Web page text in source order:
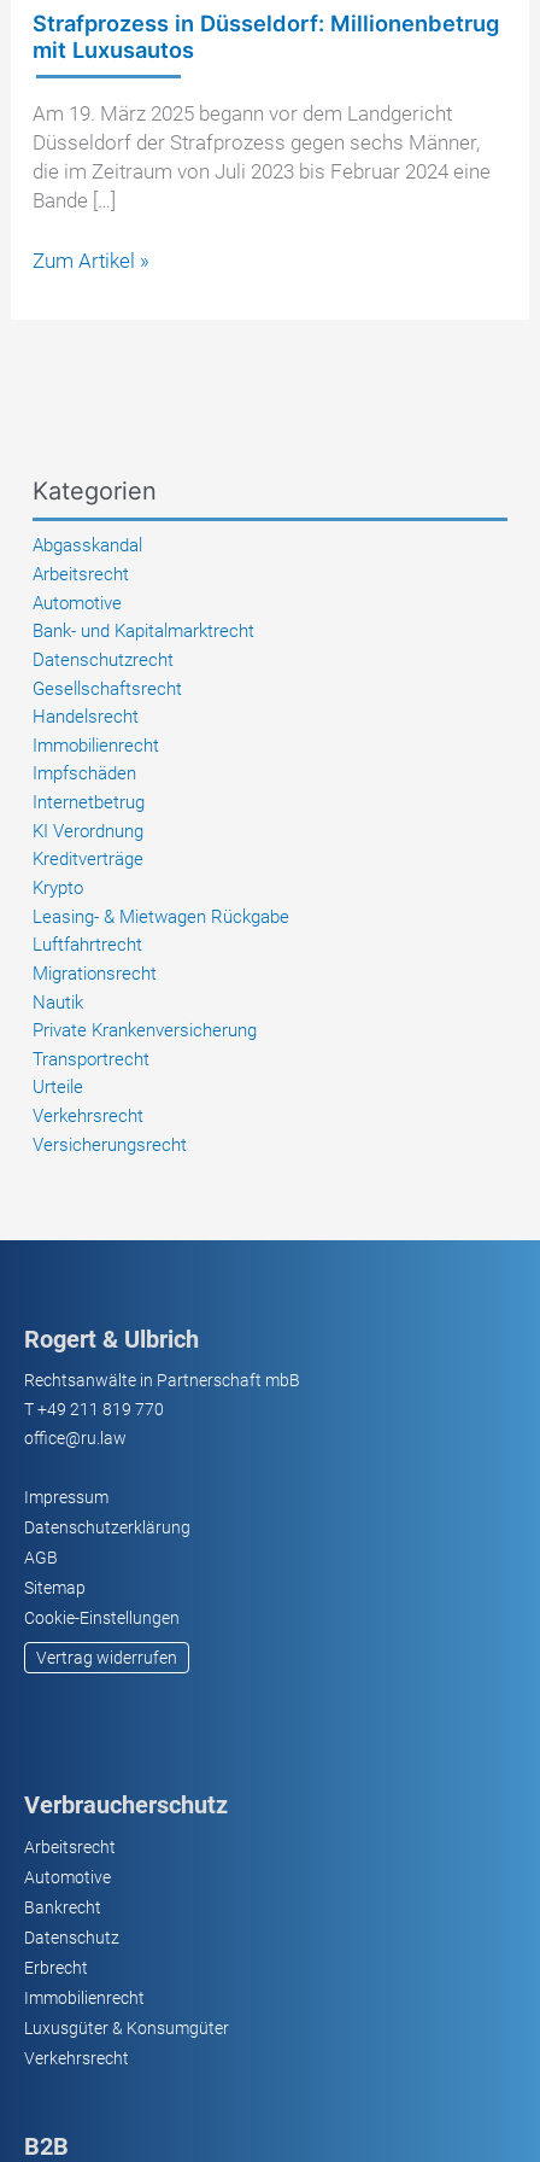
Strafprozess in Düsseldorf: Millionenbetrug
mit Luxusautos
Am 19. März 2025 begann vor dem Landgericht
Düsseldorf der Strafprozess gegen sechs Männer,
die im Zeitraum von Juli 2023 bis Februar 2024 eine
Bande […]
Strafprozess
Zum Artikel »
Kategorien
Abgasskandal
Arbeitsrecht
Automotive
Bank- und Kapitalmarktrecht
Datenschutzrecht
Gesellschaftsrecht
Handelsrecht
Immobilienrecht
Impfschäden
Internetbetrug
KI Verordnung
Kreditverträge
Krypto
Leasing- & Mietwagen Rückgabe
Luftfahrtrecht
Migrationsrecht
Nautik
Private Krankenversicherung
Transportrecht
Urteile
Verkehrsrecht
Versicherungsrecht
Rogert & Ulbrich
Rechtsanwälte in Partnerschaft mbB
T+49 211 819 770
office@ru.law
Impressum
Datenschutzerklärung
AGB
Sitemap
Cookie-Einstellungen
Vertrag widerrufen
Verbraucherschutz
Arbeitsrecht
Automotive
Bankrecht
Datenschutz
Erbrecht
Immobilienrecht
Luxusgüter & Konsumgüter
Verkehrsrecht
B2B